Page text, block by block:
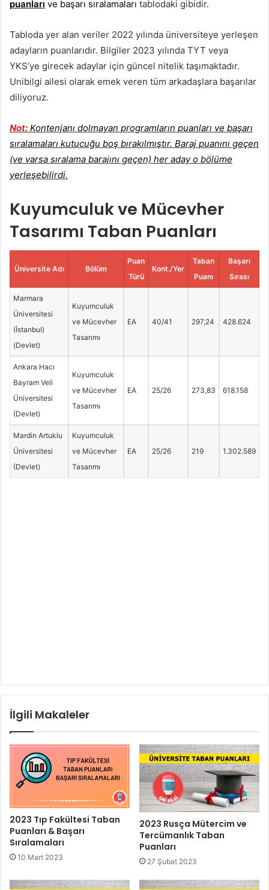
puanları ve başarı sıralamaları tablodaki gibidir.
Tabloda yer alan veriler 2022 yılında üniversiteye yerleşen
adayların puanlarıdır. Bilgiler 2023 yılında TYT veya
YKS’ye girecek adaylar için güncel nitelik taşımaktadır.
Unibilgi ailesi olarak emek veren tüm arkadaşlara başarılar
diliyoruz.
Not: Kontenjanı dolmayan programların puanları ve başarı
sıralamaları kutucuğu boş bırakılmıştır. Baraj puanını geçen
(ve varsa sıralama barajını geçen) her aday o bölüme
yerleşebilirdi.
Kuyumculuk ve Mücevher
Tasarımı Taban Puanları
Üniversite Adı Bölüm
Puan
Türü
Kont./Yer
Taban
Puanı
Başarı
Sırası
Marmara
Üniversitesi
(İstanbul)
(Devlet)
Kuyumculuk
ve Mücevher
Tasarımı
EA 40/41 297,24 428.624
Ankara Hacı
Bayram Veli
Üniversitesi
(Devlet)
Kuyumculuk
ve Mücevher
Tasarımı
EA 25/26 273,83 618.158
Mardin Artuklu
Üniversitesi
(Devlet)
Kuyumculuk
ve Mücevher
Tasarımı
EA 25/26 219 1.302.589
İlgili Makaleler
2023 Tıp Fakültesi Taban
Puanları & Başarı
Sıralamaları
10 Mart 2023
2023 Rusça Mütercim ve
Tercümanlık Taban
Puanları
27 Şubat 2023